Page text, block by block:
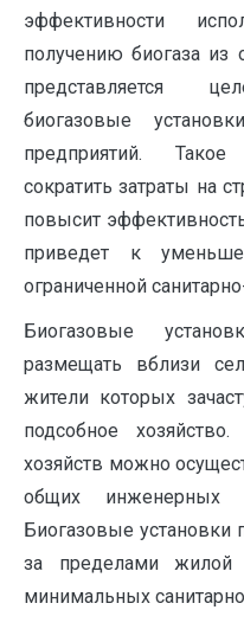
эффективности
получению биогаза из
представляется
биогазовые
предприятий.
сократить затраты на
повысит
приведет к
ограниченной
Биогазовые
размещать вблизи
жители которых
подсобное
хозяйств можно
общих инженерных
Биогазовые установки
за пределами жилой
минимальных